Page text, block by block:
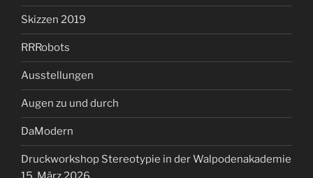
Skizzen 2019
RRRobots
Ausstellungen
Augen zu und durch
DaModern
Druckworkshop Stereotypie in der Walpodenakademie